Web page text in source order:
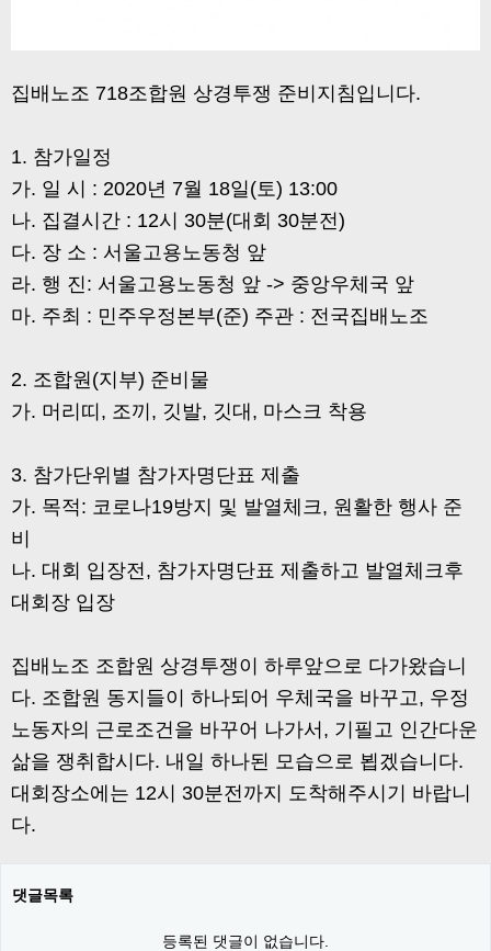
집배노조 718조합원 상경투쟁 준비지침입니다.
1. 참가일정
가. 일 시 : 2020년 7월 18일(토) 13:00
나. 집결시간 : 12시 30분(대회 30분전)
다. 장 소 : 서울고용노동청 앞
라. 행 진: 서울고용노동청 앞 -> 중앙우체국 앞
마. 주최 : 민주우정본부(준) 주관 : 전국집배노조
2. 조합원(지부) 준비물
가. 머리띠, 조끼, 깃발, 깃대, 마스크 착용
3. 참가단위별 참가자명단표 제출
가. 목적: 코로나19방지 및 발열체크, 원활한 행사 준
비
나. 대회 입장전, 참가자명단표 제출하고 발열체크후
대회장 입장
집배노조 조합원 상경투쟁이 하루앞으로 다가왔습니
다. 조합원 동지들이 하나되어 우체국을 바꾸고, 우정
노동자의 근로조건을 바꾸어 나가서, 기필고 인간다운
삶을 쟁취합시다. 내일 하나된 모습으로 뵙겠습니다.
대회장소에는 12시 30분전까지 도착해주시기 바랍니
다.
댓글목록
등록된 댓글이 없습니다.